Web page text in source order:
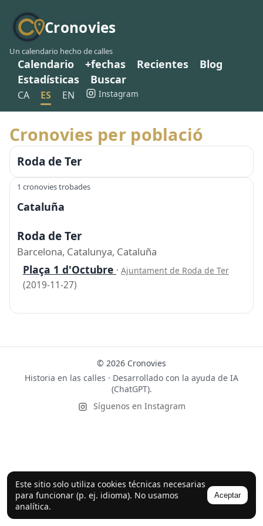
Cronovies
Un calendario hecho de calles
Calendario +fechas Recientes
Blog
Estadísticas
Buscar
CA ES EN Instagram
Este sitio solo utiliza cookies técnicas necesarias
para funcionar (p. ej. idioma). No usamos
analítica.
Aceptar
Cronovies per població
Roda de Ter
1 cronovies trobades
Cataluña
Roda de Ter
Barcelona, Catalunya, Cataluña
Plaça 1 d'Octubre · Ajuntament de Roda de Ter
(2019-11-27)
© 2026 Cronovies
Historia en las calles · Desarrollado con la ayuda de IA
(ChatGPT).
Síguenos en Instagram